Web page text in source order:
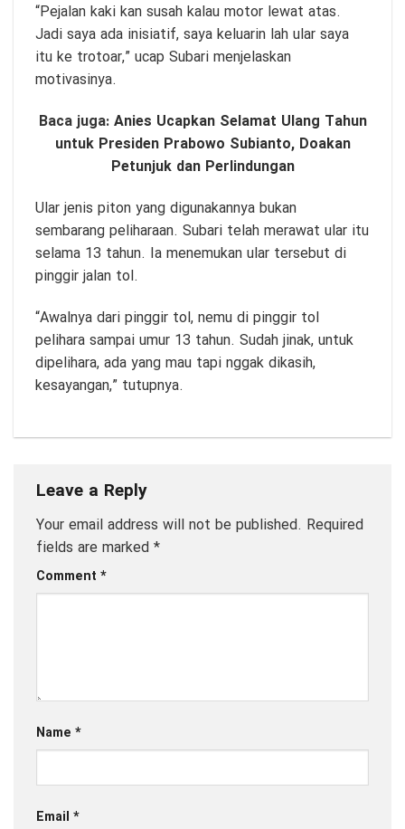
“Pejalan kaki kan susah kalau motor lewat atas.
Jadi saya ada inisiatif, saya keluarin lah ular saya
itu ke trotoar,” ucap Subari menjelaskan
motivasinya.
Baca juga: Anies Ucapkan Selamat Ulang Tahun
untuk Presiden Prabowo Subianto, Doakan
Petunjuk dan Perlindungan
Ular jenis piton yang digunakannya bukan
sembarang peliharaan. Subari telah merawat ular itu
selama 13 tahun. Ia menemukan ular tersebut di
pinggir jalan tol.
“Awalnya dari pinggir tol, nemu di pinggir tol
pelihara sampai umur 13 tahun. Sudah jinak, untuk
dipelihara, ada yang mau tapi nggak dikasih,
kesayangan,” tutupnya.
Leave a Reply
Your email address will not be published. Required
fields are marked *
Comment *
Name *
Email *